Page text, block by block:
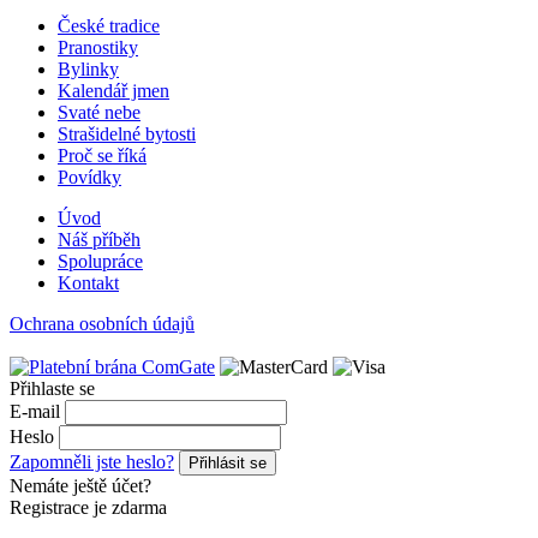
České tradice
Pranostiky
Bylinky
Kalendář jmen
Svaté nebe
Strašidelné bytosti
Proč se říká
Povídky
Úvod
Náš příběh
Spolupráce
Kontakt
Ochrana osobních údajů
Přihlaste se
E-mail
Heslo
Zapomněli jste heslo?
Přihlásit se
Nemáte ještě účet?
Registrace je zdarma